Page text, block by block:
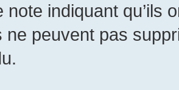
note indiquant qu’ils
ne peuvent pas